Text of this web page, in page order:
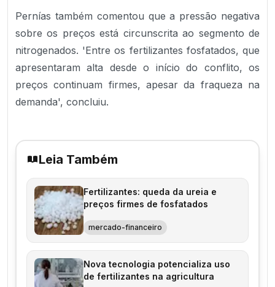
Pernías também comentou que a pressão negativa
sobre os preços está circunscrita ao segmento de
nitrogenados. 'Entre os fertilizantes fosfatados, que
apresentaram alta desde o início do conflito, os
preços continuam firmes, apesar da fraqueza na
demanda', concluiu.
Leia Também
Fertilizantes: queda da ureia e
preços firmes de fosfatados
mercado-financeiro
Nova tecnologia potencializa uso
de fertilizantes na agricultura